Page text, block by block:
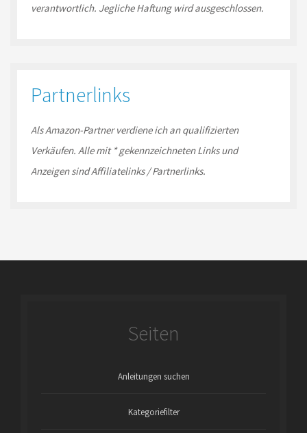
verantwortlich. Jegliche Haftung wird ausgeschlossen.
Partnerlinks
Als Amazon-Partnerverdiene ich an qualifizierten
Verkäufen. Alle mit * gekennzeichneten Links und
Anzeigen sind Affiliatelinks / Partnerlinks.
Seiten
Anleitungen suchen
Kategoriefilter